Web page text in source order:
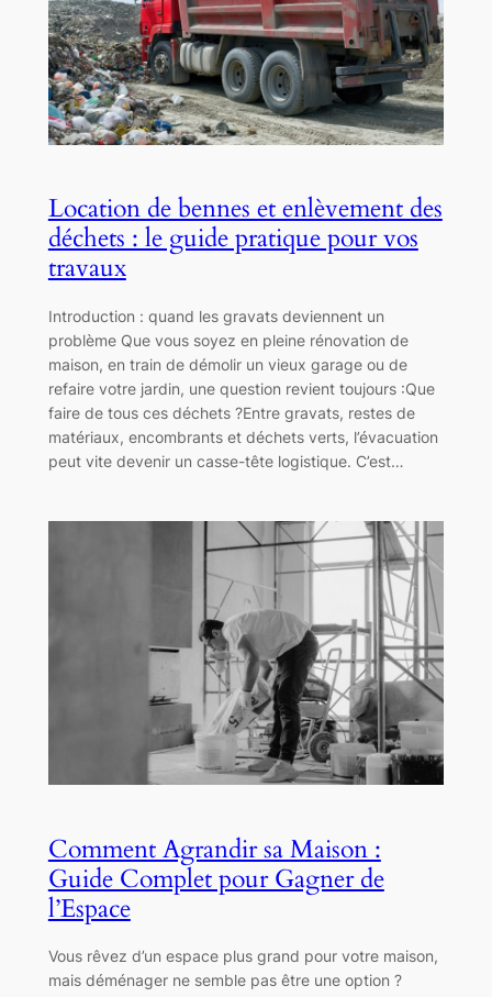
Location de bennes et enlèvement des
déchets : le guide pratique pour vos
travaux
Introduction : quand les gravats deviennent un
problème Que vous soyez en pleine rénovation de
maison, en train de démolir un vieux garage ou de
refaire votre jardin, une question revient toujours :Que
faire de tous ces déchets ?Entre gravats, restes de
matériaux, encombrants et déchets verts, l’évacuation
peut vite devenir un casse-tête logistique. C’est…
Comment Agrandir sa Maison :
Guide Complet pour Gagner de
l’Espace
Vous rêvez d’un espace plus grand pour votre maison,
mais déménager ne semble pas être une option ?